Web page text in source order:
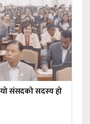
यो संसदको सदस्य हो